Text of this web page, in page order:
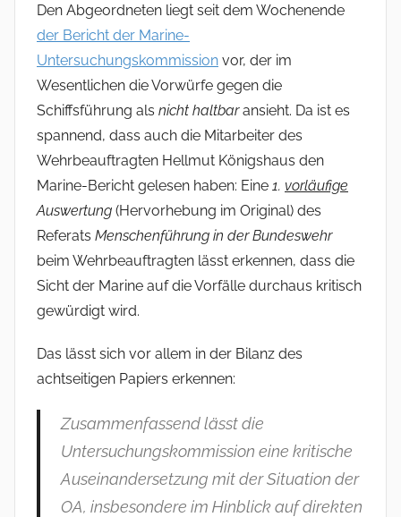
Den Abgeordneten liegt seit dem Wochenende
der Bericht der Marine-
Untersuchungskommission vor, der im
Wesentlichen die Vorwürfe gegen die
Schiffsführung als nicht haltbaransieht. Da ist es
spannend, dass auch die Mitarbeiter des
Wehrbeauftragten Hellmut Königshaus den
Marine-Bericht gelesen haben: Eine 1. vorläufige
Auswertung (Hervorhebung im Original) des
Referats Menschenführung in der Bundeswehr
beim Wehrbeauftragten lässt erkennen, dass die
Sicht der Marine auf die Vorfälle durchaus kritisch
gewürdigt wird.
Das lässt sich vor allem in der Bilanz des
achtseitigen Papiers erkennen:
Zusammenfassend lässt die
Untersuchungskommission eine kritische
Auseinandersetzung mit der Situation der
OA, insbesondere im Hinblick auf direkten